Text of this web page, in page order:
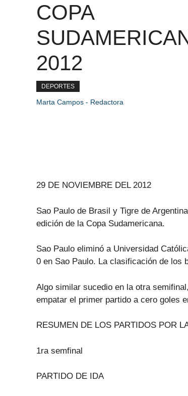
COPA
2012
DEPORTES
Marta Campos - Redactora
29 DE NOVIEMBRE DEL 2012
Sao Paulo de Brasil y Tigre de
edición de la Copa Sudamericana.
Sao Paulo eliminó a Universidad
0 en Sao Paulo. La clasificación de los
Algo similar sucedio en la otra
empatar el primer partido a cero goles
RESUMEN DE LOS PARTIDOS POR
1ra semfinal
PARTIDO DE IDA